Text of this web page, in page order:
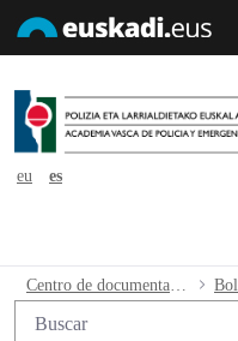
eu
es
264 urtarrila-
Búsqueda web